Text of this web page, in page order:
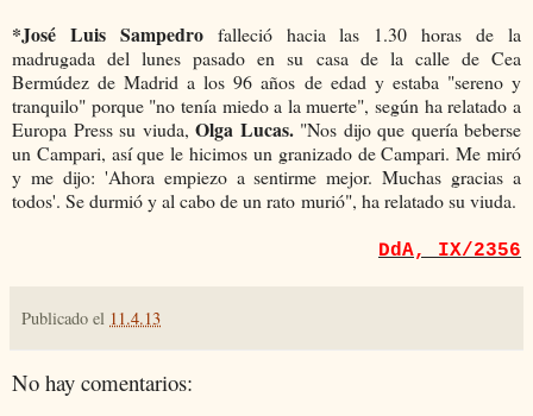
*José Luis Sampedro falleció hacia las 1.30 horas de la
madrugada del lunes pasado en su casa de la calle de Cea
Bermúdez de Madrid a los 96 años de edad y estaba "sereno y
tranquilo" porque "no tenía miedo a la muerte", según ha relatado a
Europa Press su viuda, Olga Lucas. "Nos dijo que quería beberse
un Campari, así que le hicimos un granizado de Campari. Me miró
y me dijo: 'Ahora empiezo a sentirme mejor. Muchas gracias a
todos'. Se durmió y al cabo de un rato murió", ha relatado su viuda.
DdA, IX/2356
Publicado el 11.4.13
No hay comentarios: